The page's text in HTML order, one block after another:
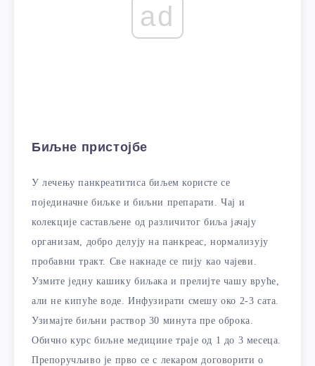
ad
Биљне пристојбе
У лечењу панкреатитиса биљем користе се
појединачне биљке и биљни препарати. Чај и
колекције састављене од различитог биља јачају
организам, добро делују на панкреас, нормализују
пробавни тракт. Све накнаде се пију као чајеви.
Узмите једну кашику биљака и прелијте чашу вруће,
али не кипуће воде. Инфузирати смешу око 2-3 сата.
Узимајте биљни раствор 30 минута пре оброка.
Обично курс биљне медицине траје од 1 до 3 месеца.
Препоручљиво је прво се с лекаром договорити о